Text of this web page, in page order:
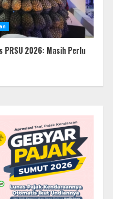
PRSU 2026: Masih Perlu